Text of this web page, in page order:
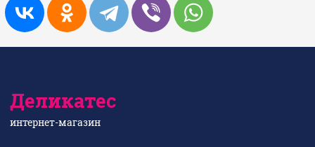
Деликатес
интернет-магазин